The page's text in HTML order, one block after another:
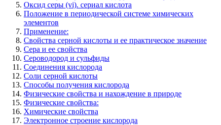
Оксид серы (vi). сериал кислота
Положение в периодической системе химических
элементов
Применение:
Свойства серной кислоты и ее практическое значение
Сера и ее свойства
Сероводород и сульфиды
Соединения кислорода
Соли серной кислоты
Способы получения кислорода
Физические свойства и нахождение в природе
Физические свойства:
Химические свойства
Электронное строение кислорода